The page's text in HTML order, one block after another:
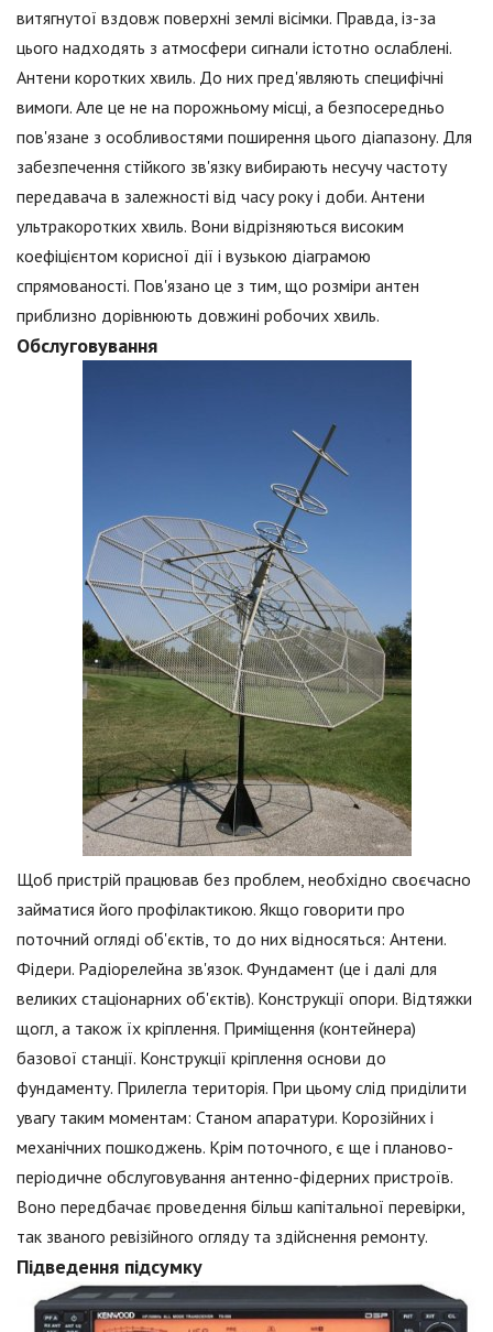
витягнутої вздовж поверхні землі вісімки. Правда, із-за
цього надходять з атмосфери сигнали істотно ослаблені.
Антени коротких хвиль. До них пред'являють специфічні
вимоги. Але це не на порожньому місці, а безпосередньо
пов'язане з особливостями поширення цього діапазону. Для
забезпечення стійкого зв'язку вибирають несучу частоту
передавача в залежності від часу року і доби. Антени
ультракоротких хвиль. Вони відрізняються високим
коефіцієнтом корисної дії і вузькою діаграмою
спрямованості. Пов'язано це з тим, що розміри антен
приблизно дорівнюють довжині робочих хвиль.
Обслуговування
Щоб пристрій працював без проблем, необхідно своєчасно
займатися його профілактикою. Якщо говорити про
поточний огляді об'єктів, то до них відносяться: Антени.
Фідери. Радіорелейна зв'язок. Фундамент (це і далі для
великих стаціонарних об'єктів). Конструкції опори. Відтяжки
щогл, а також їх кріплення. Приміщення (контейнера)
базової станції. Конструкції кріплення основи до
фундаменту. Прилегла територія. При цьому слід приділити
увагу таким моментам: Станом апаратури. Корозійних і
механічних пошкоджень. Крім поточного, є ще і планово-
періодичне обслуговування антенно-фідерних пристроїв.
Воно передбачає проведення більш капітальної перевірки,
так званого ревізійного огляду та здійснення ремонту.
Підведення підсумку